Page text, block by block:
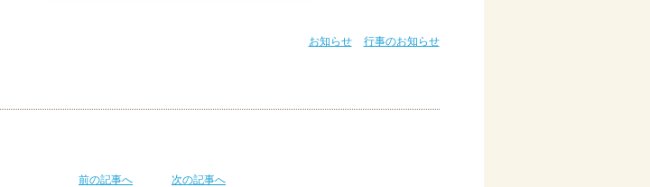
お知らせ 行事のお知らせ
前の記事へ 次の記事へ